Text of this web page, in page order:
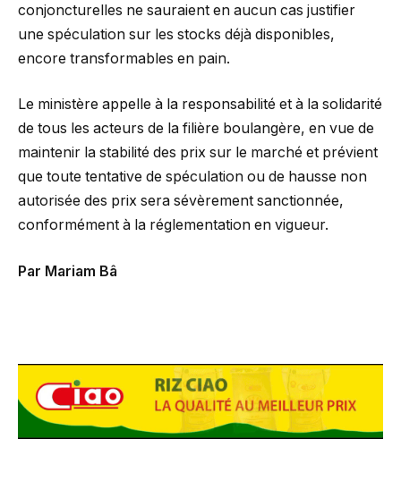
conjoncturelles ne sauraient en aucun cas justifier
une spéculation sur les stocks déjà disponibles,
encore transformables en pain.
Le ministère appelle à la responsabilité et à la solidarité
de tous les acteurs de la filière boulangère, en vue de
maintenir la stabilité des prix sur le marché et prévient
que toute tentative de spéculation ou de hausse non
autorisée des prix sera sévèrement sanctionnée,
conformément à la réglementation en vigueur.
Par Mariam Bâ